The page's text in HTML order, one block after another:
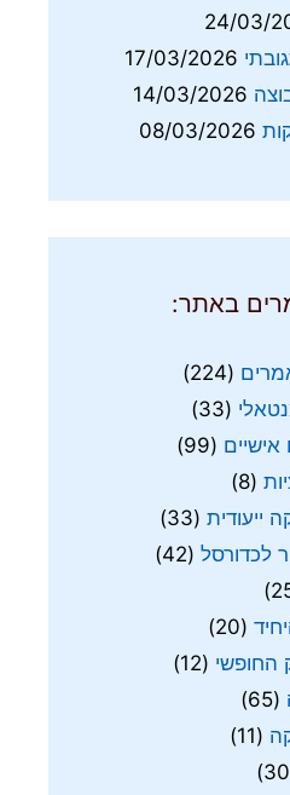
24/03/
17/03/2026
14/03/2026
08/03/2026
באתר:
(224)
(33)
אישיים (99)
(8)
ייעודית (33)
לכדורסל (42)
(20)
(12)
(65)
(11)